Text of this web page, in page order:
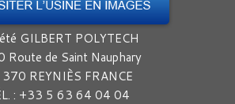
GILBERT POLYTECH
Route de Saint Nauphary
REYNIÈS FRANCE
: +33 5 63 64 04 04